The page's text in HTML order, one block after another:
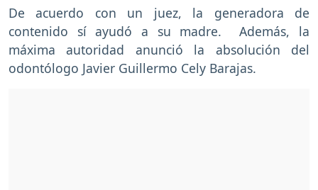
De acuerdo con un juez, la generadora de
contenido sí ayudó a su madre. Además, la
máxima autoridad anunció la absolución del
odontólogo Javier Guillermo Cely Barajas.